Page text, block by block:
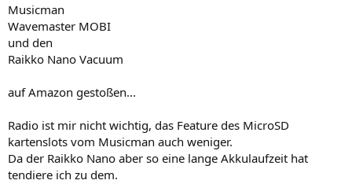
Musicman
Wavemaster MOBI
und den
Raikko Nano Vacuum
auf Amazon gestoßen...
Radio ist mir nicht wichtig, das Feature des MicroSD
kartenslots vom Musicman auch weniger.
Da der Raikko Nano aber so eine lange Akkulaufzeit hat
tendiere ich zu dem.